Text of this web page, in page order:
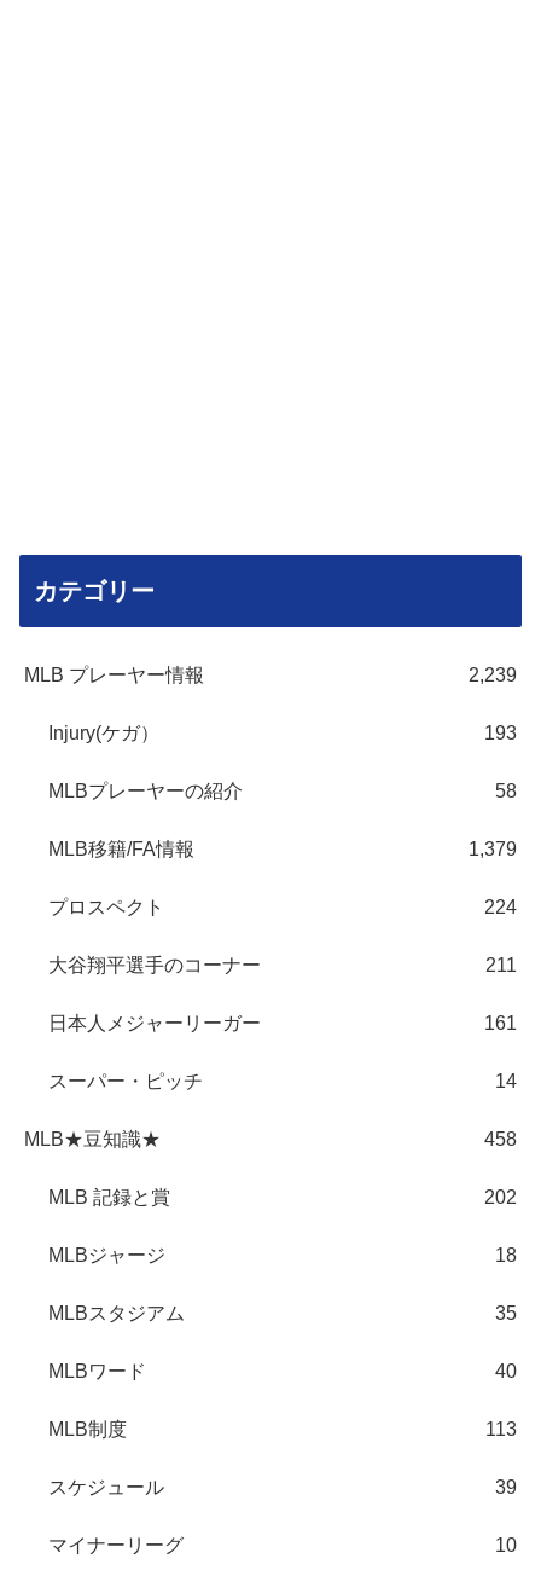
カテゴリー
MLB プレーヤー情報 2,239
Injury(ケガ） 193
MLBプレーヤーの紹介 58
MLB移籍/FA情報 1,379
プロスペクト 224
大谷翔平選手のコーナー 211
日本人メジャーリーガー 161
スーパー・ピッチ 14
MLB★豆知識★ 458
MLB 記録と賞 202
MLBジャージ 18
MLBスタジアム 35
MLBワード 40
MLB制度 113
スケジュール 39
マイナーリーグ 10